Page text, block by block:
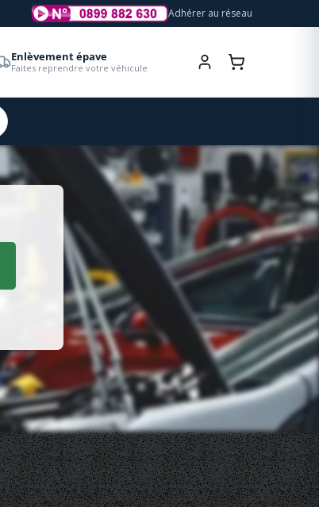
Adhérer au réseau
Enlèvement épave
Faites reprendre votre véhicule